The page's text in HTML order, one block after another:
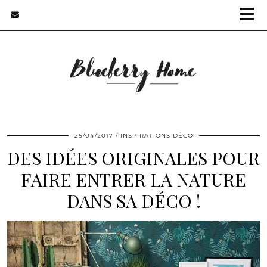
25/04/2017 INSPIRATIONS DÉCO
DES IDÉES ORIGINALES POUR
FAIRE ENTRER LA NATURE
DANS SA DÉCO !